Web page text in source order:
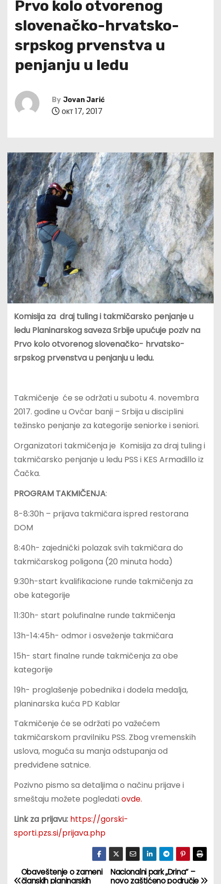
Prvo kolo otvorenog
slovenačko-hrvatsko-
srpskog prvenstva u
penjanju u ledu
By Jovan Jarić
окт 17, 2017
Komisija za draj tuling i takmičarsko penjanje u
ledu Planinarskog saveza Srbije upućuje poziv na
Prvo kolo otvorenog slovenačko- hrvatsko-
srpskog prvenstva u penjanju u ledu.
Takmičenje će se održati u subotu 4. novembra
2017. godine u Ovčar banji – Srbija u disciplini
težinsko penjanje za kategorije seniorke i seniori.
Organizatori takmičenja je Komisija za draj tuling i
takmičarsko penjanje u ledu PSS i KES Armadillo iz
Čačka.
PROGRAM TAKMIČENJA:
8-8:30h – prijava takmičara ispred restorana
DOM
8:40h- zajednički polazak svih takmičara do
takmičarskog poligona (20 minuta hoda)
9:30h-start kvalifikacione runde takmičenja za
obe kategorije
11:30h- start polufinalne runde takmičenja
13h-14:45h- odmor i osveženje takmičara
15h- start finalne runde takmičenja za obe
kategorije
19h- proglašenje pobednika i dodela medalja,
planinarska kuća PD Kablar
Takmičenje će se održati po važećem
takmičarskom pravilniku PSS. Zbog vremenskih
uslova, moguća su manja odstupanja od
predviđene satnice.
Pozivno pismo sa detaljima o načinu prijave i
smeštaju možete pogledatiovde.
Link za prijavu:https://gorski-
sporti.pzs.si/prijava.php
К
Nacionalni park „Drina“ –
novo zaštićeno područje
Obaveštenje o zameni
članskih planinarskih